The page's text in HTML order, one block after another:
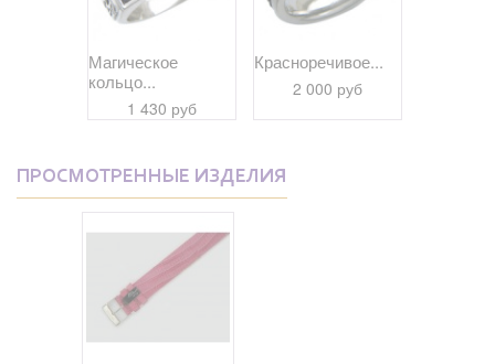
Магическое
кольцо...
1 430 руб
Красноречивое...
2 000 руб
ПРОСМОТРЕННЫЕ ИЗДЕЛИЯ